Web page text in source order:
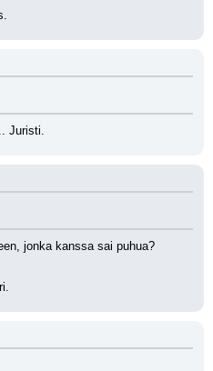
Juristi.
jonka kanssa sai puhua?